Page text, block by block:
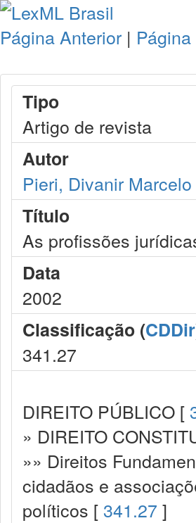
Página Anterior |
Tipo
Artigo de revista
Autor
Pieri, Divanir
Título
As profissões
Data
2002
Classificação (CDDir
341.27
DIREITO PÚBLICO [
» DIREITO
»» Direitos
cidadãos e
políticos [ 341.27 ]